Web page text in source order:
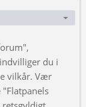
du i
vilkår. Vær